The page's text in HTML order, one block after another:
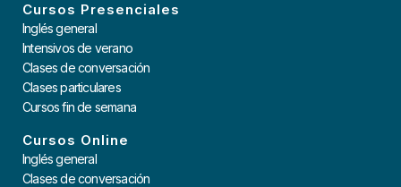
Cursos Presenciales
Inglés general
Intensivos de verano
Clases de conversación
Clases particulares
Cursos fin de semana
Cursos Online
Inglés general
Clases de conversación